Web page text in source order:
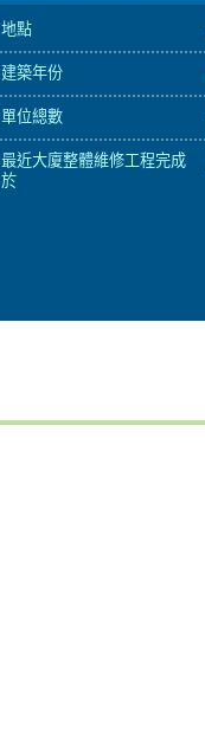
地點
建築年份
單位總數
最近大廈整體維修工程完成
於